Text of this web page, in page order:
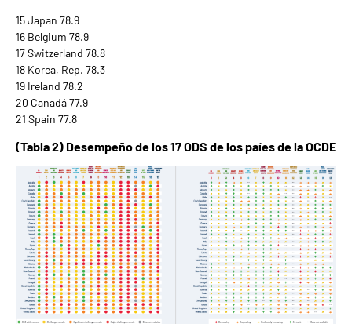
15 Japan 78.9
16 Belgium 78.9
17 Switzerland 78.8
18 Korea, Rep. 78.3
19 Ireland 78.2
20 Canadá 77.9
21 Spain 77.8
(Tabla 2) Desempeño de los 17 ODS de los paíes de la OCDE